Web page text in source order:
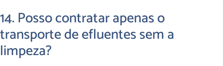
14. Posso contratar apenas o
transporte de efluentes sem a
limpeza?